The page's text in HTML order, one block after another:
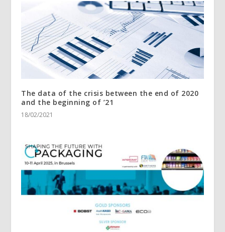
The data of the crisis between the end of 2020
and the beginning of ’21
18/02/2021